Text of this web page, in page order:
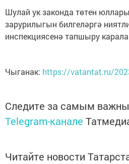
Шулай ук законда төтен
зарурилыгын билгеләргә
инспекциясенә тапшыру
Чыганак: https://vatantat.ru/
Следите за самым
Telegram-канале
Читайте новости